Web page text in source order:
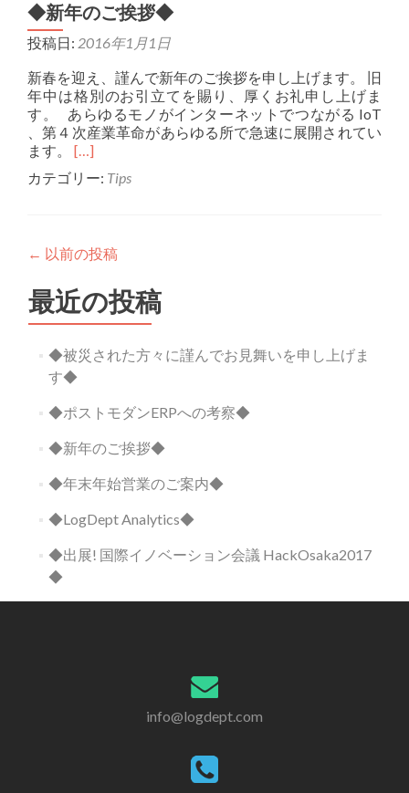
◆新年のご挨拶◆
投稿日: 2016年1月1日
新春を迎え、謹んで新年のご挨拶を申し上げます。 旧
年中は格別のお引立てを賜り、厚くお礼申し上げま
す。 あらゆるモノがインターネットでつながる IoT
、第４次産業革命があらゆる所で急速に展開されてい
ます。 Read
about
の
挨
拶
[…]
カテゴリー: Tips
← 以前の投稿
最近の投稿
◆被災された方々に謹んでお見舞いを申し上げま
す◆
◆ポストモダンERPへの考察◆
◆新年のご挨拶◆
◆年末年始営業のご案内◆
◆LogDept Analytics◆
◆出展! 国際イノベーション会議 HackOsaka2017
◆
info@logdept.com